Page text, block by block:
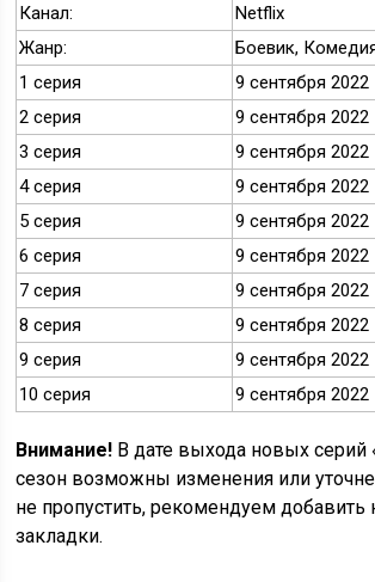
Канал:
Netflix
Жанр:
Боевик,
1 серия
9 сентября 2022
2 серия
9 сентября 2022
3 серия
9 сентября 2022
4 серия
9 сентября 2022
5 серия
9 сентября 2022
6 серия
9 сентября 2022
7 серия
9 сентября 2022
8 серия
9 сентября 2022
9 серия
9 сентября 2022
10 серия
9 сентября 2022
Внимание! В дате выхода новых серий
сезон возможны изменения или
не пропустить, рекомендуем добавить
закладки.